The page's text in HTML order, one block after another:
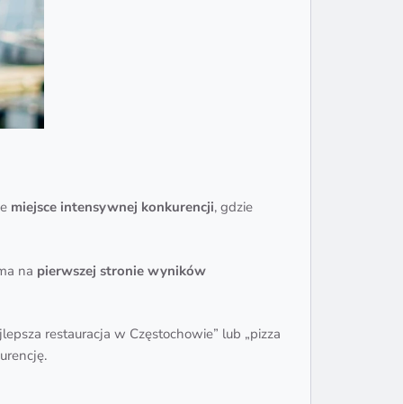
miejsce intensywnej konkurencji, gdzie
na pierwszej stronie wyników
restauracja w Częstochowie” lub „pizza